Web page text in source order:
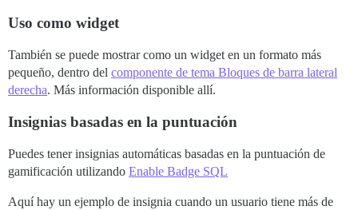
Uso como widget
También se puede mostrar como un widget en un formato más
pequeño, dentro del componente de tema Bloques de barra lateral
derecha. Más información disponible allí.
Insignias basadas en la puntuación
Puedes tener insignias automáticas basadas en la puntuación de
gamificación utilizando Enable Badge SQL
Aquí hay un ejemplo de insignia cuando un usuario tiene más de